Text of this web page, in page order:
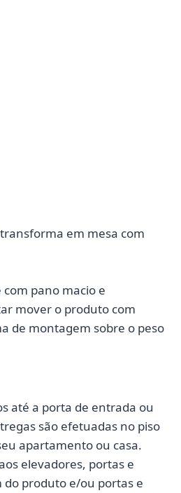
em mesa com
com pano macio e
mover o produto com
de montagem sobre o peso
até a porta de entrada ou
são efetuadas no piso
apartamento ou casa.
elevadores, portas e
produto e/ou portas e